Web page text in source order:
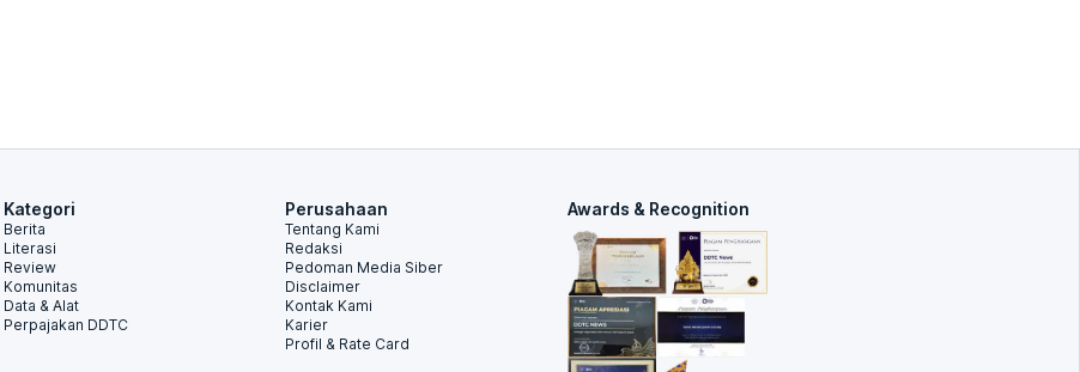
Kategori
Berita
Literasi
Review
Komunitas
Data & Alat
Perpajakan DDTC
Perusahaan
Tentang Kami
Redaksi
Pedoman Media Siber
Disclaimer
Kontak Kami
Karier
Profil & Rate Card
Awards & Recognition